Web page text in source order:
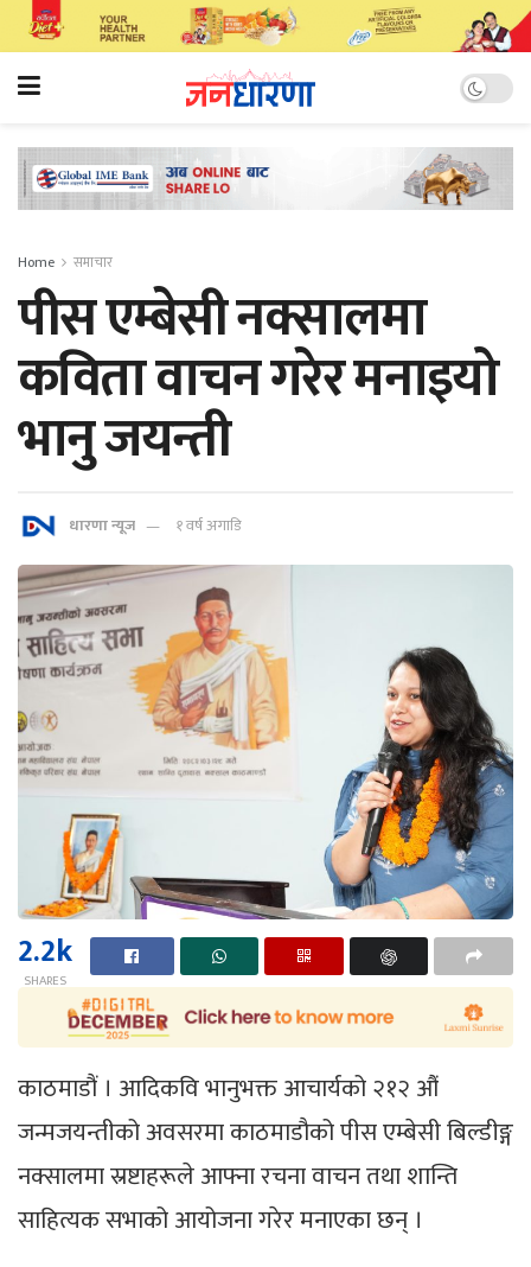
Home समाचार
पीस एम्बेसी नक्सालमा
कविता वाचन गरेर मनाइयो
भानु जयन्ती
धारणा न्यूज १ वर्ष अगाडि
2.2k
SHARES
काठमाडौं । आदिकवि भानुभक्त आचार्यको २१२ औं
जन्मजयन्तीको अवसरमा काठमाडौको पीस एम्बेसी बिल्डीङ्ग
नक्सालमा स्रष्टाहरूले आफ्ना रचना वाचन तथा शान्ति
साहित्यक सभाको आयोजना गरेर मनाएका छन् ।